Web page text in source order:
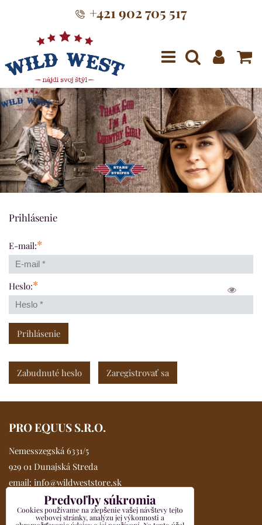
+421 902 705 517
Menu
Prihlásenie
E-mail:*
Heslo:*
Prihlásenie
Zabudnuté heslo Zaregistrovať sa
PRO EQUUS S.R.O.
Nemesszegská 6331/5
929 01 Dunajská Streda
email: info@wildweststore.sk
0902 705 517
Kompletné údaje >>
Predvoľby súkromia
Cookies používame na zlepšenie vašej návštevy tejto
webovej stránky, analýzu jej výkonnosti a